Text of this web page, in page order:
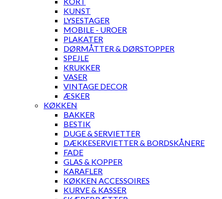
KUNST
LYSESTAGER
MOBILE - UROER
PLAKATER
DØRMÅTTER & DØRSTOPPER
SPEJLE
KRUKKER
VASER
VINTAGE DECOR
ÆSKER
KØKKEN
BAKKER
BESTIK
DUGE & SERVIETTER
DÆKKESERVIETTER & BORDSKÅNERE
FADE
GLAS & KOPPER
KARAFLER
KØKKEN ACCESSOIRES
KURVE & KASSER